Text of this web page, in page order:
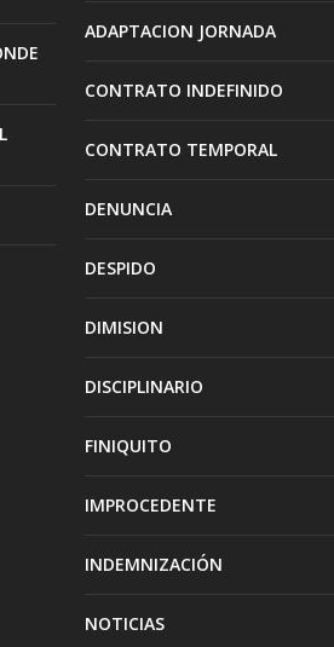
ADAPTACION JORNADA
CONTRATO INDEFINIDO
CONTRATO TEMPORAL
DENUNCIA
DESPIDO
DIMISION
DISCIPLINARIO
FINIQUITO
IMPROCEDENTE
INDEMNIZACIÓN
NOTICIAS